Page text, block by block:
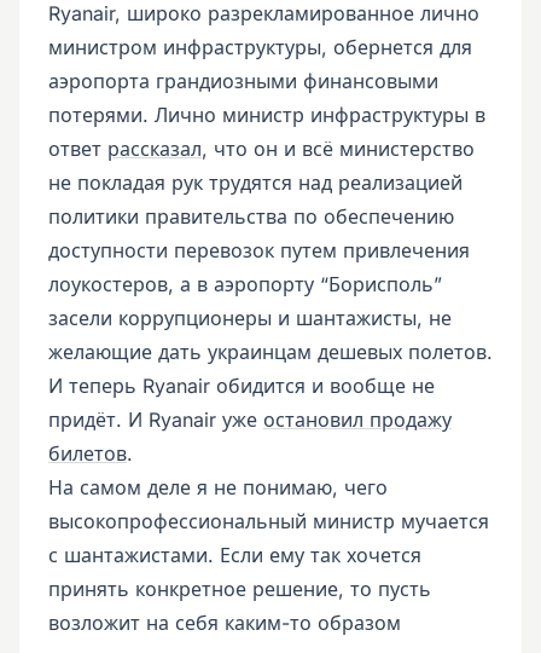
Ryanair, широко разрекламированное лично
министром инфраструктуры, обернется для
аэропорта грандиозными финансовыми
потерями. Лично министр инфраструктуры в
ответ рассказал, что он и всё министерство
не покладая рук трудятся над реализацией
политики правительства по обеспечению
доступности перевозок путем привлечения
лоукостеров, а в аэропорту “Борисполь”
засели коррупционеры и шантажисты, не
желающие дать украинцам дешевых полетов.
И теперь Ryanair обидится и вообще не
придёт. И Ryanair уже остановил продажу
билетов.
На самом деле я не понимаю, чего
высокопрофессиональный министр мучается
с шантажистами. Если ему так хочется
принять конкретное решение, то пусть
возложит на себя каким-то образом